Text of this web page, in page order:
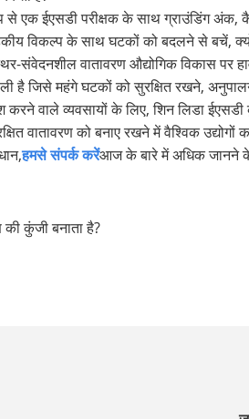
एक ईएसडी परीक्षक के साथ ग्राउंडिंग अंक,
विकल्प के साथ घटकों को बदलने से बचें,
संवेदनशील वातावरण औद्योगिक विकास पर
है जिसे महंगे घटकों को सुरक्षित रखने,
करने वाले व्यवसायों के लिए, शिन लिडा
वातावरण को बनाए रखने में वैश्विक उद्योगों
हमसे संपर्क करेंआज के बारे में अधिक जानने के
कुंजी बनाता है?